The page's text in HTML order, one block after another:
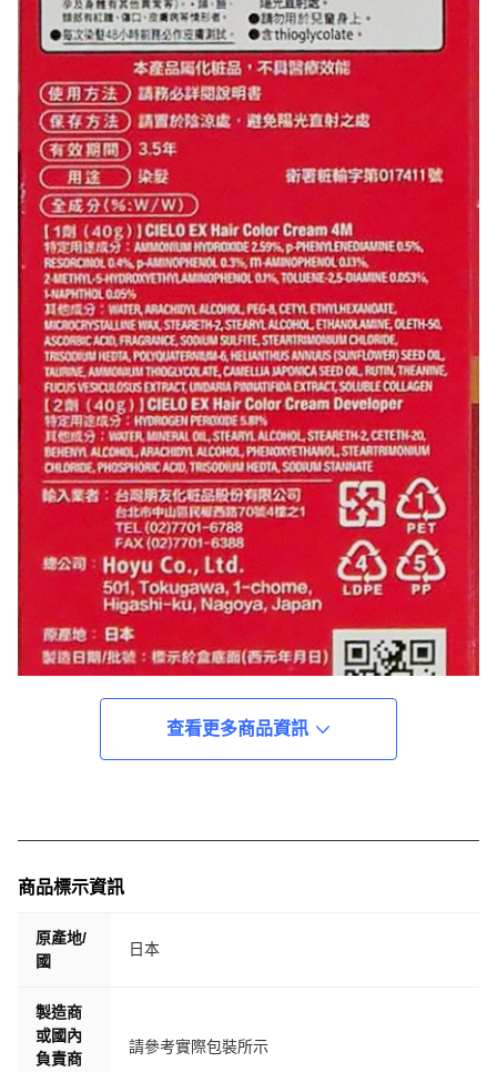
查看更多商品資訊
商品標示資訊
原產地/
國
日本
製造商
或國內
負責商
請參考實際包裝所示